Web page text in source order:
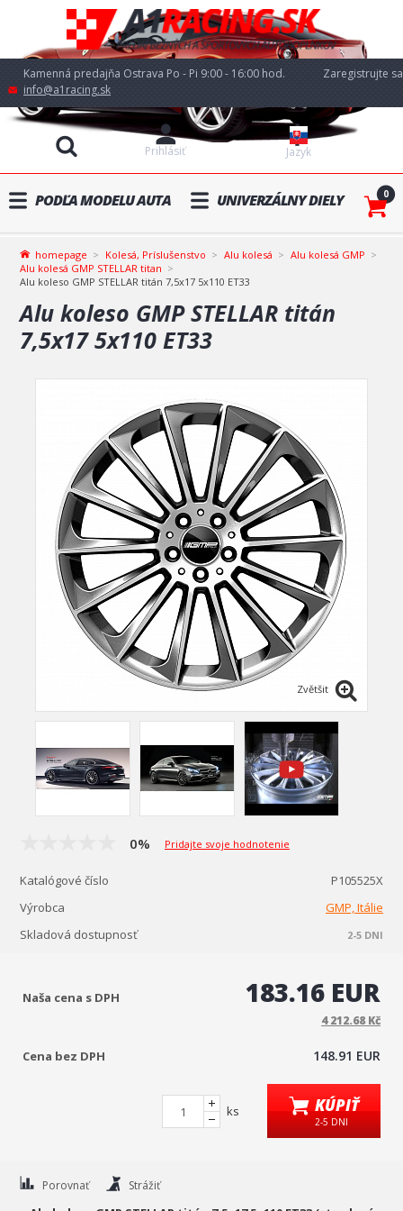
Kamenná predajňa Ostrava Po - Pi 9:00 - 16:00 hod.
info@a1racing.sk
Jazyk
Prihlásiť
Zaregistrujte sa
PODĽA MODELU AUTA UNIVERZÁLNY DIELY 0
homepage Kolesá, Príslušenstvo Alu kolesá
Alu kolesá GMP
Alu kolesá GMP STELLAR titan
Alu koleso GMP STELLAR titán 7,5x17 5x110 ET33
Alu koleso GMP STELLAR titán
7,5x17 5x110 ET33
Zvětšit
0% Pridajte svoje hodnotenie
Katalógové číslo
P105525X
Výrobca
GMP, Itálie
Skladová dostupnosť
2-5 DNI
Naša cena s DPH 183.16 EUR
4 212.68 Kč
Cena bez DPH 148.91 EUR
ks KÚPIŤ
2-5 DNI
Porovnať Strážiť